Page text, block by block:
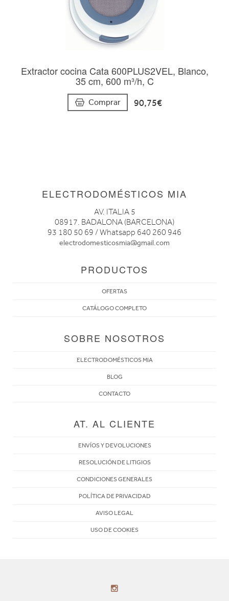
Extractor cocina Cata 600PLUS2VEL, Blanco,
35 cm, 600 m³/h, C
Comprar 90,75€
ELECTRODOMÉSTICOS MIA
AV. ITALIA 5
08917. BADALONA (BARCELONA)
93 180 50 69 / Whatsapp 640 260 946
electrodomesticosmia@gmail.com
PRODUCTOS
OFERTAS
CATÁLOGO COMPLETO
SOBRE NOSOTROS
ELECTRODOMÉSTICOS MIA
BLOG
CONTACTO
AT. AL CLIENTE
ENVÍOS Y DEVOLUCIONES
RESOLUCIÓN DE LITIGIOS
CONDICIONES GENERALES
POLÍTICA DE PRIVACIDAD
AVISO LEGAL
USO DE COOKIES